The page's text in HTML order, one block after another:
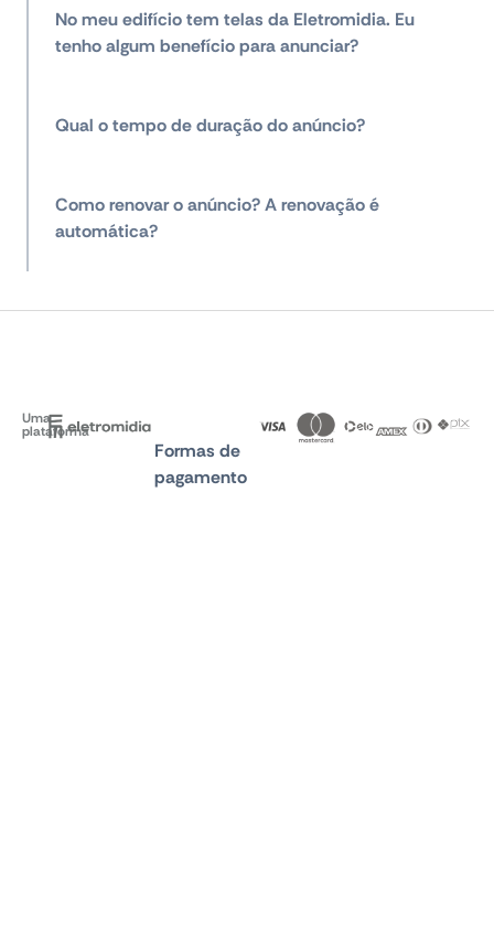
No meu edifício tem telas da Eletromidia. Eu
tenho algum benefício para anunciar?
Qual o tempo de duração do anúncio?
Como renovar o anúncio? A renovação é
automática?
Uma
plataforma
Formas de
pagamento